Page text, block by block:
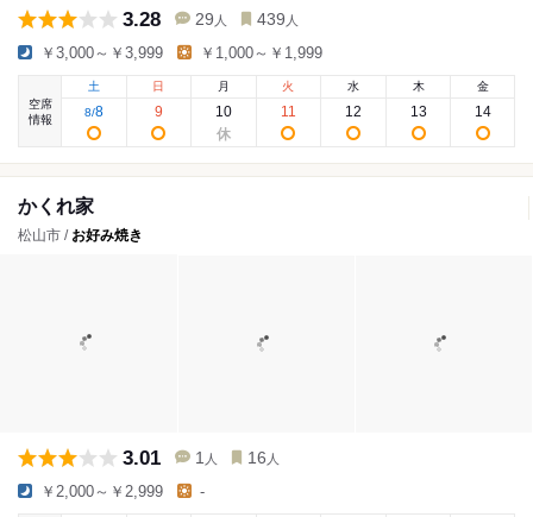
3.28 29 人 439 人
￥3,000～￥3,999 ￥1,000～￥1,999
空席
情報
土
8/8
日
9
月
10
火
11
水
12
木
13
金
14
かくれ家
松山市 / お好み焼き
3.01 1 人 16 人
￥2,000～￥2,999 -